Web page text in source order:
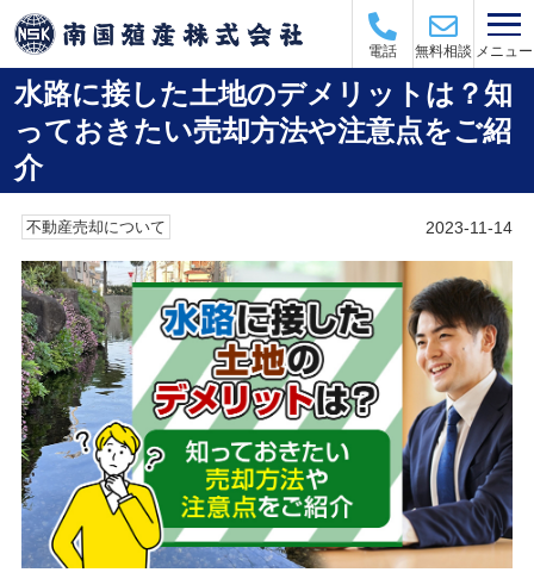
電話 無料相談 メニュー
水路に接した土地のデメリットは？知
っておきたい売却方法や注意点をご紹
介
不動産売却について 2023-11-14